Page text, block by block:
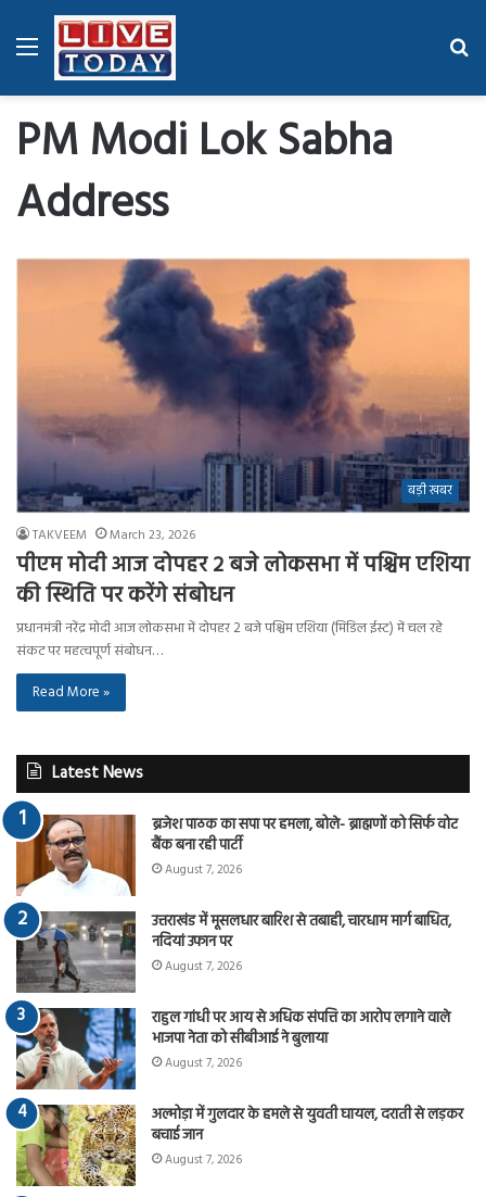
Menu
PM Modi Lok Sabha
Address
बड़ी खबर
TAKVEEM March 23, 2026
पीएम मोदी आज दोपहर 2 बजे लोकसभा में पश्चिम एशिया
की स्थिति पर करेंगे संबोधन
प्रधानमंत्री नरेंद्र मोदी आज लोकसभा में दोपहर 2 बजे पश्चिम एशिया (मिडिल ईस्ट) में चल रहे
संकट पर महत्वपूर्ण संबोधन…
Read More »
Latest News
ब्रजेश पाठक का सपा पर हमला, बोले- ब्राह्मणों को सिर्फ वोट
बैंक बना रही पार्टी
August 7, 2026
उत्तराखंड में मूसलधार बारिश से तबाही, चारधाम मार्ग बाधित,
नदियां उफान पर
August 7, 2026
राहुल गांधी पर आय से अधिक संपत्ति का आरोप लगाने वाले
भाजपा नेता को सीबीआई ने बुलाया
August 7, 2026
अल्मोड़ा में गुलदार के हमले से युवती घायल, दराती से लड़कर
बचाई जान
August 7, 2026